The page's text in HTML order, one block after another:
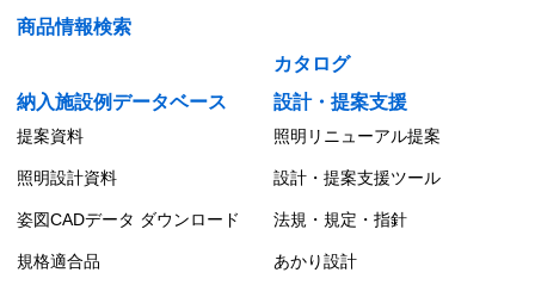
商品情報検索
カタログ
納入施設例データベース
設計・提案支援
提案資料 照明リニューアル提案
照明設計資料 設計・提案支援ツール
姿図CADデータ ダウンロード 法規・規定・指針
規格適合品 あかり設計